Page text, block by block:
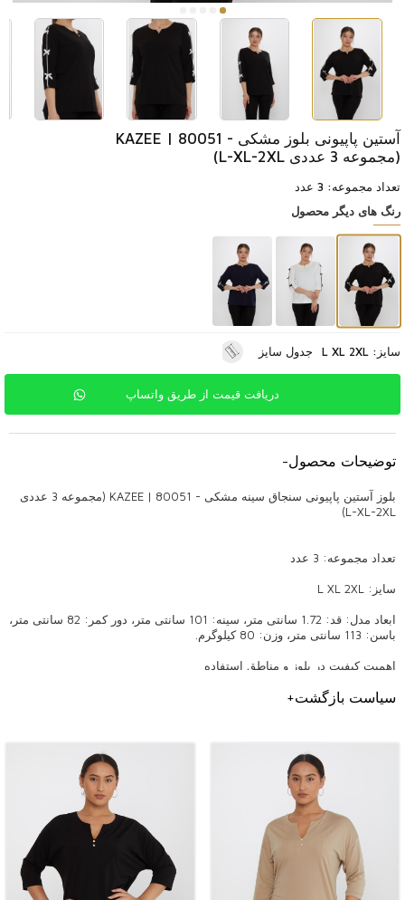
آستین پاپیونی بلوز مشکی - 80051 | KAZEE
(مجموعه 3 عددی L-XL-2XL)
تعداد مجموعه: 3 عدد
رنگ های دیگر محصول
سایز: L XL 2XL جدول سایز
دریافت قیمت از طریق واتساپ
توضیحات محصول-
بلوز آستین پاپیونی سنجاق سینه مشکی - 80051 | KAZEE (مجموعه 3 عددی
L-XL-2XL)
تعداد مجموعه: 3 عدد
سایز: L XL 2XL
ابعاد مدل: قد: 1.72 سانتی متر، سینه: 101 سانتی متر، دور کمر: 82 سانتی متر،
باسن: 113 سانتی متر، وزن: 80 کیلوگرم.
اهمیت کیفیت در بلوز و مناطق استفاده
روزمره و هم در مناسبت های خاص ظاهری شیک ارائه می دهد. محصولات ما
روندهای هر فصل است و با نبض دنیای مد همراه است.
بلوزهای با کیفیت ما با فروش عمده به بوتیک ها ارائه می شود. به این ترتیب
می توانید محصولاتی شیک و ماندگار را به مشتریانی که به فروشگاه های شما
مراجعه می کنند ارائه دهید. پارچه های مورد استفاده در محصولات ما به پوست
اجازه تنفس می دهد و استفاده راحت را فراهم می کند. در عین حال، با مدل ها
و برش های مناسب برای هر تیپ بدنی، مشتریان گسترده ای را جذب می کند.
گزینه های رنگی و گلدوزی دقیق ما برای هر سبک و سلیقه ای جذاب است و
ظاهری ظریف و پیچیده ایجاد می کند.
سیاست بازگشت+